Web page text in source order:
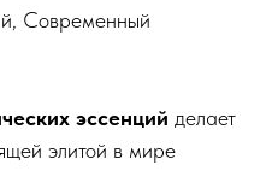
Современный
эссенций делает
элитой в мире